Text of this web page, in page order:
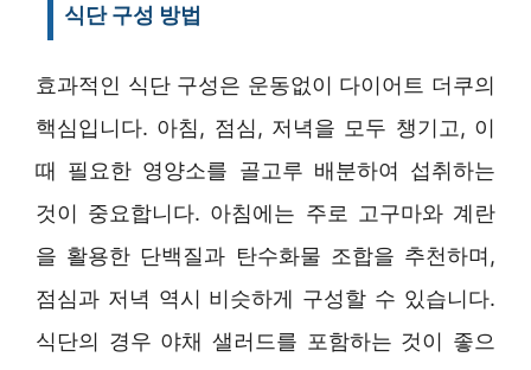
식단 구성 방법
효과적인 식단 구성은 운동없이 다이어트 더쿠의
핵심입니다. 아침, 점심, 저녁을 모두 챙기고, 이
때 필요한 영양소를 골고루 배분하여 섭취하는
것이 중요합니다. 아침에는 주로 고구마와 계란
을 활용한 단백질과 탄수화물 조합을 추천하며,
점심과 저녁 역시 비슷하게 구성할 수 있습니다.
식단의 경우 야채 샐러드를 포함하는 것이 좋으